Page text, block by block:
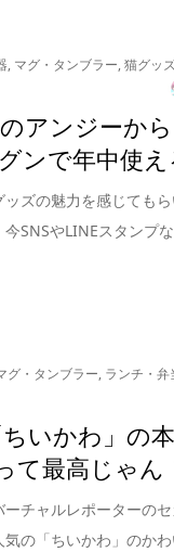
, マグ・タンブラー,猫グッ
アンジーか
ンで年中使え
ズの魅力を感じてもら
SNSやLINEスタンプ
グ・タンブラー, ランチ・弁
いかわ」の
て最高じゃん
チャルレポーターの
の「ちいかわ」のか